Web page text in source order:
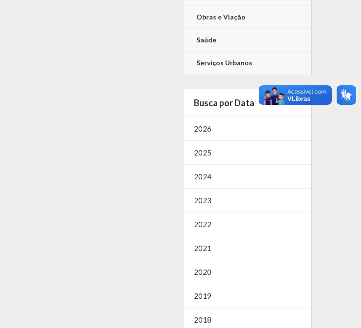
Obras e Viação
Saúde
Serviços Urbanos
Busca por Data
2026
2025
2024
2023
2022
2021
2020
2019
2018